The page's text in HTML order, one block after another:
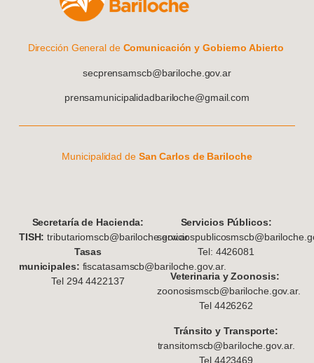
Dirección General de Comunicación y Gobierno Abierto
secprensamscb@bariloche.gov.ar
prensamunicipalidadbariloche@gmail.com
Municipalidad deSan Carlos de Bariloche
Secretaría de Hacienda:
TISH: tributariomscb@bariloche.gov.ar
Tasas
municipales: fiscatasamscb@bariloche.gov.ar.
Tel 294 4422137
Servicios Públicos:
Tel: 4426081
Veterinaria y Zoonosis:
zoonosismscb@bariloche.gov.ar.
Tel 4426262
Tránsito y Transporte:
transitomscb@bariloche.gov.ar.
Tel 4423469